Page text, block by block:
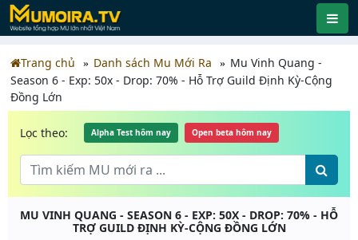
Trang chủ Danh sách Mu Mới Ra
Mu Vinh Quang -
Season 6 - Exp: 50x - Drop: 70% - Hỗ Trợ Guild Định Kỳ-Cộng
Đồng Lớn
Lọc theo: Alpha Test hôm nay Open beta hôm nay
MU VINH QUANG - SEASON 6 - EXP: 50X - DROP: 70% - HỖ
TRỢ GUILD ĐỊNH KỲ-CỘNG ĐỒNG LỚN